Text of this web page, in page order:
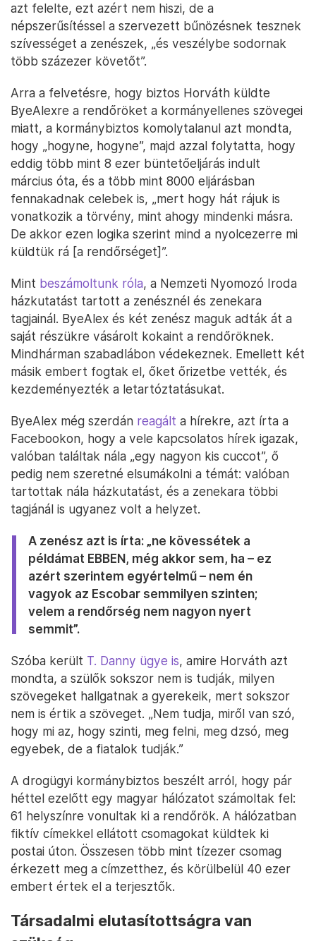
azt felelte, ezt azért nem hiszi, de a
népszerűsítéssel a szervezett bűnözésnek tesznek
szívességet a zenészek, „és veszélybe sodornak
több százezer követőt”.
Arra a felvetésre, hogy biztos Horváth küldte
ByeAlexre a rendőröket a kormányellenes szövegei
miatt, a kormánybiztos komolytalanul azt mondta,
hogy „hogyne, hogyne”, majd azzal folytatta, hogy
eddig több mint 8 ezer büntetőeljárás indult
március óta, és a több mint 8000 eljárásban
fennakadnak celebek is, „mert hogy hát rájuk is
vonatkozik a törvény, mint ahogy mindenki másra.
De akkor ezen logika szerint mind a nyolcezerre mi
küldtük rá [a rendőrséget]”.
Mint beszámoltunk róla, a Nemzeti Nyomozó Iroda
házkutatást tartott a zenésznél és zenekara
tagjainál. ByeAlex és két zenész maguk adták át a
saját részükre vásárolt kokaint a rendőröknek.
Mindhárman szabadlábon védekeznek. Emellett két
másik embert fogtak el, őket őrizetbe vették, és
kezdeményezték a letartóztatásukat.
ByeAlex még szerdán reagált a hírekre, azt írta a
Facebookon, hogy a vele kapcsolatos hírek igazak,
valóban találtak nála „egy nagyon kis cuccot”, ő
pedig nem szeretné elsumákolni a témát: valóban
tartottak nála házkutatást, és a zenekara többi
tagjánál is ugyanez volt a helyzet.
A zenész azt is írta: „ne kövessétek a
példámat EBBEN, még akkor sem, ha – ez
azért szerintem egyértelmű – nem én
vagyok az Escobar semmilyen szinten;
velem a rendőrség nem nagyon nyert
semmit”.
Szóba került T. Danny ügye is, amire Horváth azt
mondta, a szülők sokszor nem is tudják, milyen
szövegeket hallgatnak a gyerekeik, mert sokszor
nem is értik a szöveget. „Nem tudja, miről van szó,
hogy mi az, hogy szinti, meg felni, meg dzsó, meg
egyebek, de a fiatalok tudják.”
A drogügyi kormánybiztos beszélt arról, hogy pár
héttel ezelőtt egy magyar hálózatot számoltak fel:
61 helyszínre vonultak ki a rendőrök. A hálózatban
fiktív címekkel ellátott csomagokat küldtek ki
postai úton. Összesen több mint tízezer csomag
érkezett meg a címzetthez, és körülbelül 40 ezer
embert értek el a terjesztők.
Társadalmi elutasítottságra van